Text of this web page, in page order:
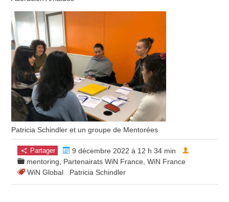
Patricia Schindler et un groupe de Mentorées
Partager
9 décembre 2022 à 12 h 34 min
mentoring
Partenairats WiN France ,WiN France
WiN Global
Patricia Schindler